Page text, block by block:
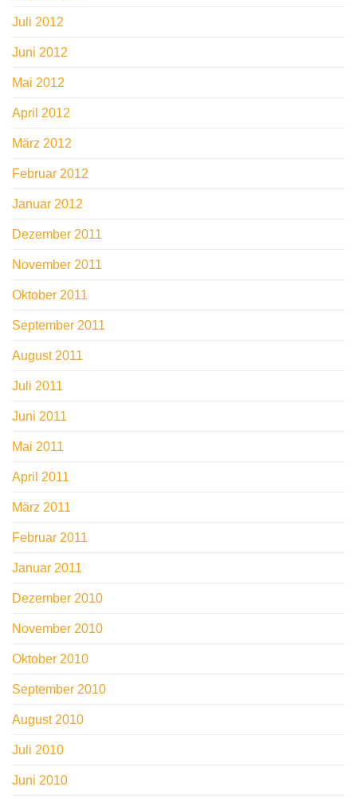
Juli 2012
Juni 2012
Mai 2012
April 2012
März 2012
Februar 2012
Januar 2012
Dezember 2011
November 2011
Oktober 2011
September 2011
August 2011
Juli 2011
Juni 2011
Mai 2011
April 2011
März 2011
Februar 2011
Januar 2011
Dezember 2010
November 2010
Oktober 2010
September 2010
August 2010
Juli 2010
Juni 2010